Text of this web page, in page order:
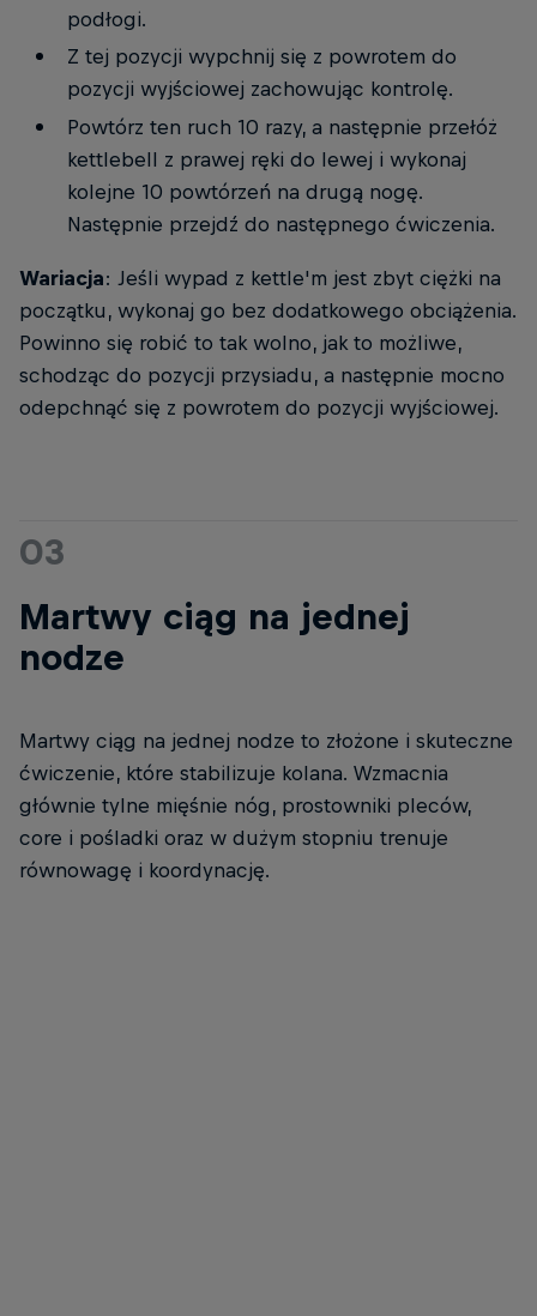
podłogi.
Z tej pozycji wypchnij się z powrotem do
pozycji wyjściowej zachowując kontrolę.
Powtórz ten ruch 10 razy, a następnie przełóż
kettlebell z prawej ręki do lewej i wykonaj
kolejne 10 powtórzeń na drugą nogę.
Następnie przejdź do następnego ćwiczenia.
Wariacja: Jeśli wypad z kettle'm jest zbyt ciężki na
początku, wykonaj go bez dodatkowego obciążenia.
Powinno się robić to tak wolno, jak to możliwe,
schodząc do pozycji przysiadu, a następnie mocno
odepchnąć się z powrotem do pozycji wyjściowej.
03
Martwy ciąg na jednej
nodze
Martwy ciąg na jednej nodze to złożone i skuteczne
ćwiczenie, które stabilizuje kolana. Wzmacnia
głównie tylne mięśnie nóg, prostowniki pleców,
core i pośladki oraz w dużym stopniu trenuje
równowagę i koordynację.